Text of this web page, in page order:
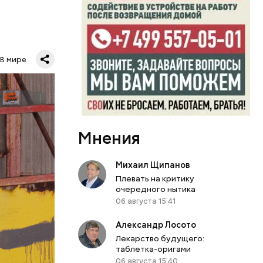
В мире
Бабич.
таким
Мнения
Михаил Щипанов
Плевать на критику
очередного нытика
06 августа 15:41
Александр Лосото
Лекарство будущего:
таблетка-оригами
06 августа 15:40